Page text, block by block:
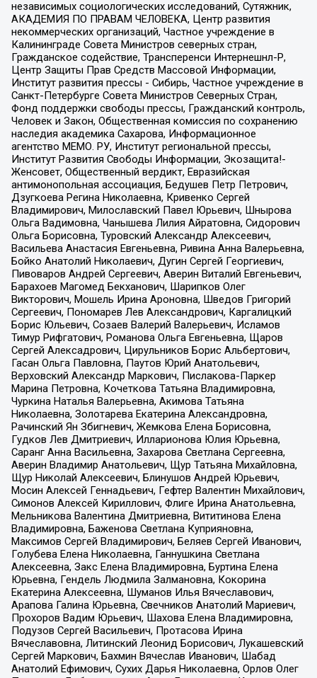
независимых социологических исследований, Сутяжник,
АКАДЕМИЯ ПО ПРАВАМ ЧЕЛОВЕКА, Центр развития
некоммерческих организаций, Частное учреждение в
Калининграде Совета Министров северных стран,
Гражданское содействие, Трансперенси Интернешнл-Р,
Центр Защиты Прав Средств Массовой Информации,
Институт развития прессы - Сибирь, Частное учреждение в
Санкт-Петербурге Совета Министров Северных Стран,
Фонд поддержки свободы прессы, Гражданский контроль,
Человек и Закон, Общественная комиссия по сохранению
наследия академика Сахарова, Информационное
агентство МЕМО. РУ, Институт региональной прессы,
Институт Развития Свободы Информации, Экозащита!-
Женсовет, Общественный вердикт, Евразийская
антимонопольная ассоциация, Бедушев Петр Петрович,
Дзугкоева Регина Николаевна, Кривенко Сергей
Владимирович, Милославский Павел Юрьевич, Шнырова
Ольга Вадимовна, Чанышева Лилия Айратовна, Сидорович
Ольга Борисовна, Туровский Александр Алексеевич,
Васильева Анастасия Евгеньевна, Ривина Анна Валерьевна,
Бойко Анатолий Николаевич, Дугин Сергей Георгиевич,
Пивоваров Андрей Сергеевич, Аверин Виталий Евгеньевич,
Барахоев Магомед Бекханович, Шарипков Олег
Викторович, Мошель Ирина Ароновна, Шведов Григорий
Сергеевич, Пономарев Лев Александрович, Каргалицкий
Борис Юльевич, Созаев Валерий Валерьевич, Исламов
Тимур Рифгатович, Романова Ольга Евгеньевна, Щаров
Сергей Алексадрович, Цирульников Борис Альбертович,
Гасан Ольга Павловна, Паутов Юрий Анатольевич,
Верховский Александр Маркович, Пислакова-Паркер
Марина Петровна, Кочеткова Татьяна Владимировна,
Чуркина Наталья Валерьевна, Акимова Татьяна
Николаевна, Золотарева Екатерина Александровна,
Рачинский Ян Збигневич, Жемкова Елена Борисовна,
Гудков Лев Дмитриевич, Илларионова Юлия Юрьевна,
Саранг Анна Васильевна, Захарова Светлана Сергеевна,
Аверин Владимир Анатольевич, Щур Татьяна Михайловна,
Щур Николай Алексеевич, Блинушов Андрей Юрьевич,
Мосин Алексей Геннадьевич, Гефтер Валентин Михайлович,
Симонов Алексей Кириллович, Флиге Ирина Анатольевна,
Мельникова Валентина Дмитриевна, Вититинова Елена
Владимировна, Баженова Светлана Куприяновна,
Максимов Сергей Владимирович, Беляев Сергей Иванович,
Голубева Елена Николаевна, Ганнушкина Светлана
Алексеевна, Закс Елена Владимировна, Буртина Елена
Юрьевна, Гендель Людмила Залмановна, Кокорина
Екатерина Алексеевна, Шуманов Илья Вячеславович,
Арапова Галина Юрьевна, Свечников Анатолий Мариевич,
Прохоров Вадим Юрьевич, Шахова Елена Владимировна,
Подузов Сергей Васильевич, Протасова Ирина
Вячеславовна, Литинский Леонид Борисович, Лукашевский
Сергей Маркович, Бахмин Вячеслав Иванович, Шабад
Анатолий Ефимович, Сухих Дарья Николаевна, Орлов Олег